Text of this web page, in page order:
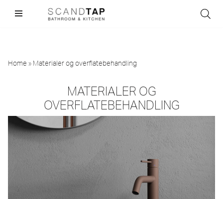
Home » Materialer og overflatebehandling
MATERIALER OG
OVERFLATEBEHANDLING